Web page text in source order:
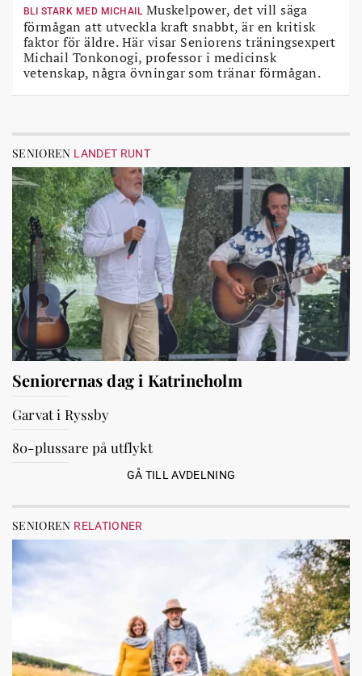
BLI STARK MED MICHAILMuskelpower, det vill säga
förmågan att utveckla kraft snabbt, är en kritisk
faktor för äldre. Här visar Seniorens träningsexpert
Michail Tonkonogi, professor i medicinsk
vetenskap, några övningar som tränar förmågan.
SENIOREN LANDET RUNT
Seniorernas dag i Katrineholm
Garvat i Ryssby
80-plussare på utflykt
GÅ TILL AVDELNING
SENIOREN RELATIONER